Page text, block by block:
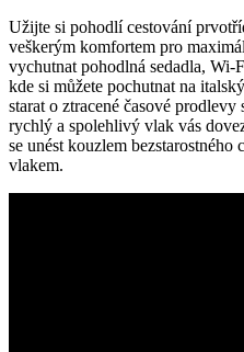
Užijte si pohodlí cestování
veškerým komfortem pro
vychutnat pohodlná sedadla, Wi-
kde si můžete pochutnat na
starat o ztracené časové prodlevy
rychlý a spolehlivý vlak vás
se unést kouzlem
vlakem.